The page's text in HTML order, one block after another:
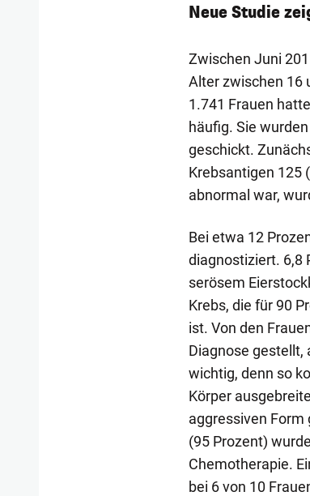
Neue Studie
Zwischen Juni
Alter zwischen 16
1.741 Frauen
häufig. Sie
geschickt.
Krebsantigen 125
abnormal war,
Bei etwa 12
diagnostiziert. 6,8
serösem
Krebs, die für 90
ist. Von den
Diagnose gestellt,
wichtig, denn so
Körper
aggressiven Form
(95 Prozent)
Chemotherapie.
bei 6 von 10